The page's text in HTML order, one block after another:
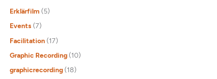
Erklärfilm (5)
Events (7)
Facilitation (17)
Graphic Recording (10)
graphicrecording (18)